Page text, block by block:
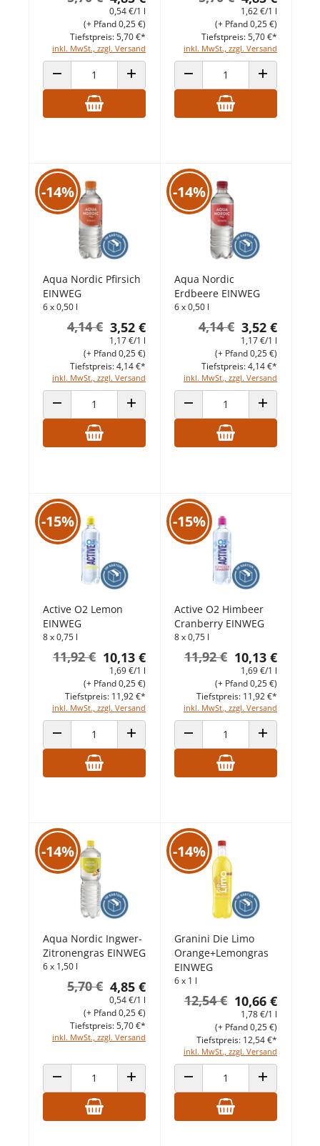
0,54 €/1 l
inkl. MwSt., zzgl. Versand
(+ Pfand 0,25 €)
Tiefstpreis: 5,70 €*
ANZAHL VERRINGERNANZAHL ERHÖHEN
1,62 €/1 l
inkl. MwSt., zzgl. Versand
(+ Pfand 0,25 €)
Tiefstpreis: 5,70 €*
ANZAHL VERRINGERNANZAHL
-14%
Aqua Nordic Pfirsich
EINWEG
6 x 0,50 l
3,52 €
4,14 €
1,17 €/1 l
inkl. MwSt., zzgl. Versand
(+ Pfand 0,25 €)
Tiefstpreis: 4,14 €*
ANZAHL VERRINGERNANZAHL ERHÖHEN
-14%
Aqua Nordic
Erdbeere EINWEG
6 x 0,50 l
3,52 €
4,14 €
1,17 €/1 l
inkl. MwSt., zzgl. Versand
(+ Pfand 0,25 €)
Tiefstpreis: 4,14 €*
ANZAHL VERRINGERNANZAHL
-15%
Active O2 Lemon
EINWEG
8 x 0,75 l
10,13 €
11,92 €
1,69 €/1 l
inkl. MwSt., zzgl. Versand
(+ Pfand 0,25 €)
Tiefstpreis: 11,92 €*
ANZAHL VERRINGERNANZAHL ERHÖHEN
-15%
Active O2 Himbeer
Cranberry EINWEG
8 x 0,75 l
10,13 €
11,92 €
1,69 €/1 l
inkl. MwSt., zzgl. Versand
(+ Pfand 0,25 €)
Tiefstpreis: 11,92 €*
ANZAHL VERRINGERNANZAHL
-14%
Aqua Nordic Ingwer-
Zitronengras EINWEG
6 x 1,50 l
4,85 €
5,70 €
0,54 €/1 l
inkl. MwSt., zzgl. Versand
(+ Pfand 0,25 €)
Tiefstpreis: 5,70 €*
ANZAHL VERRINGERNANZAHL ERHÖHEN
-14%
Granini Die Limo
Orange+Lemongras
EINWEG
6 x 1 l
10,66 €
12,54 €
1,78 €/1 l
inkl. MwSt., zzgl. Versand
(+ Pfand 0,25 €)
Tiefstpreis: 12,54 €*
ANZAHL VERRINGERNANZAHL